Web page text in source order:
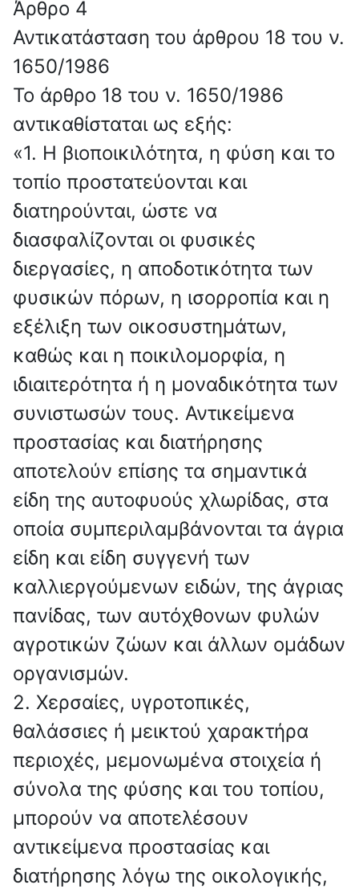
Άρθρο 4
Αντικατάσταση του άρθρου 18 του ν.
1650/1986
To άρθρο 18 του ν. 1650/1986
αντικαθίσταται ως εξής:
«1. Η βιοποικιλότητα, η φύση και το
τοπίο προστατεύονται και
διατηρούνται, ώστε να
διασφαλίζονται οι φυσικές
διεργασίες, η αποδοτικότητα των
φυσικών πόρων, η ισορροπία και η
εξέλιξη των οικοσυστημάτων,
καθώς και η ποικιλομορφία, η
ιδιαιτερότητα ή η μοναδικότητα των
συνιστωσών τους. Αντικείμενα
προστασίας και διατήρησης
αποτελούν επίσης τα σημαντικά
είδη της αυτοφυούς χλωρίδας, στα
οποία συμπεριλαμβάνονται τα άγρια
είδη και είδη συγγενή των
καλλιεργούμενων ειδών, της άγριας
πανίδας, των αυτόχθονων φυλών
αγροτικών ζώων και άλλων ομάδων
οργανισμών.
2. Χερσαίες, υγροτοπικές,
θαλάσσιες ή μεικτού χαρακτήρα
περιοχές, μεμονωμένα στοιχεία ή
σύνολα της φύσης και του τοπίου,
μπορούν να αποτελέσουν
αντικείμενα προστασίας και
διατήρησης λόγω της οικολογικής,